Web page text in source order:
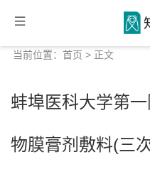
当前位置： 首页 > 正文
蚌埠医科大学第
物膜膏剂敷料(三